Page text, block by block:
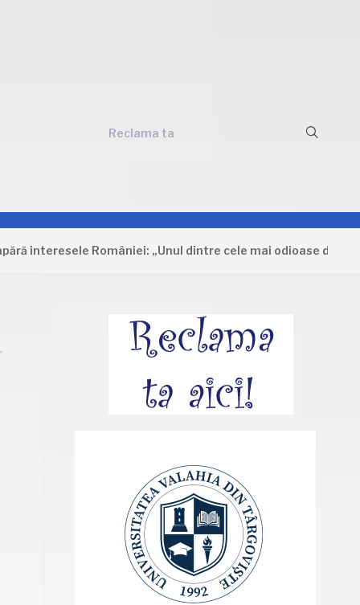
Reclama ta
României: „Unul dintre cele mai odioase documente